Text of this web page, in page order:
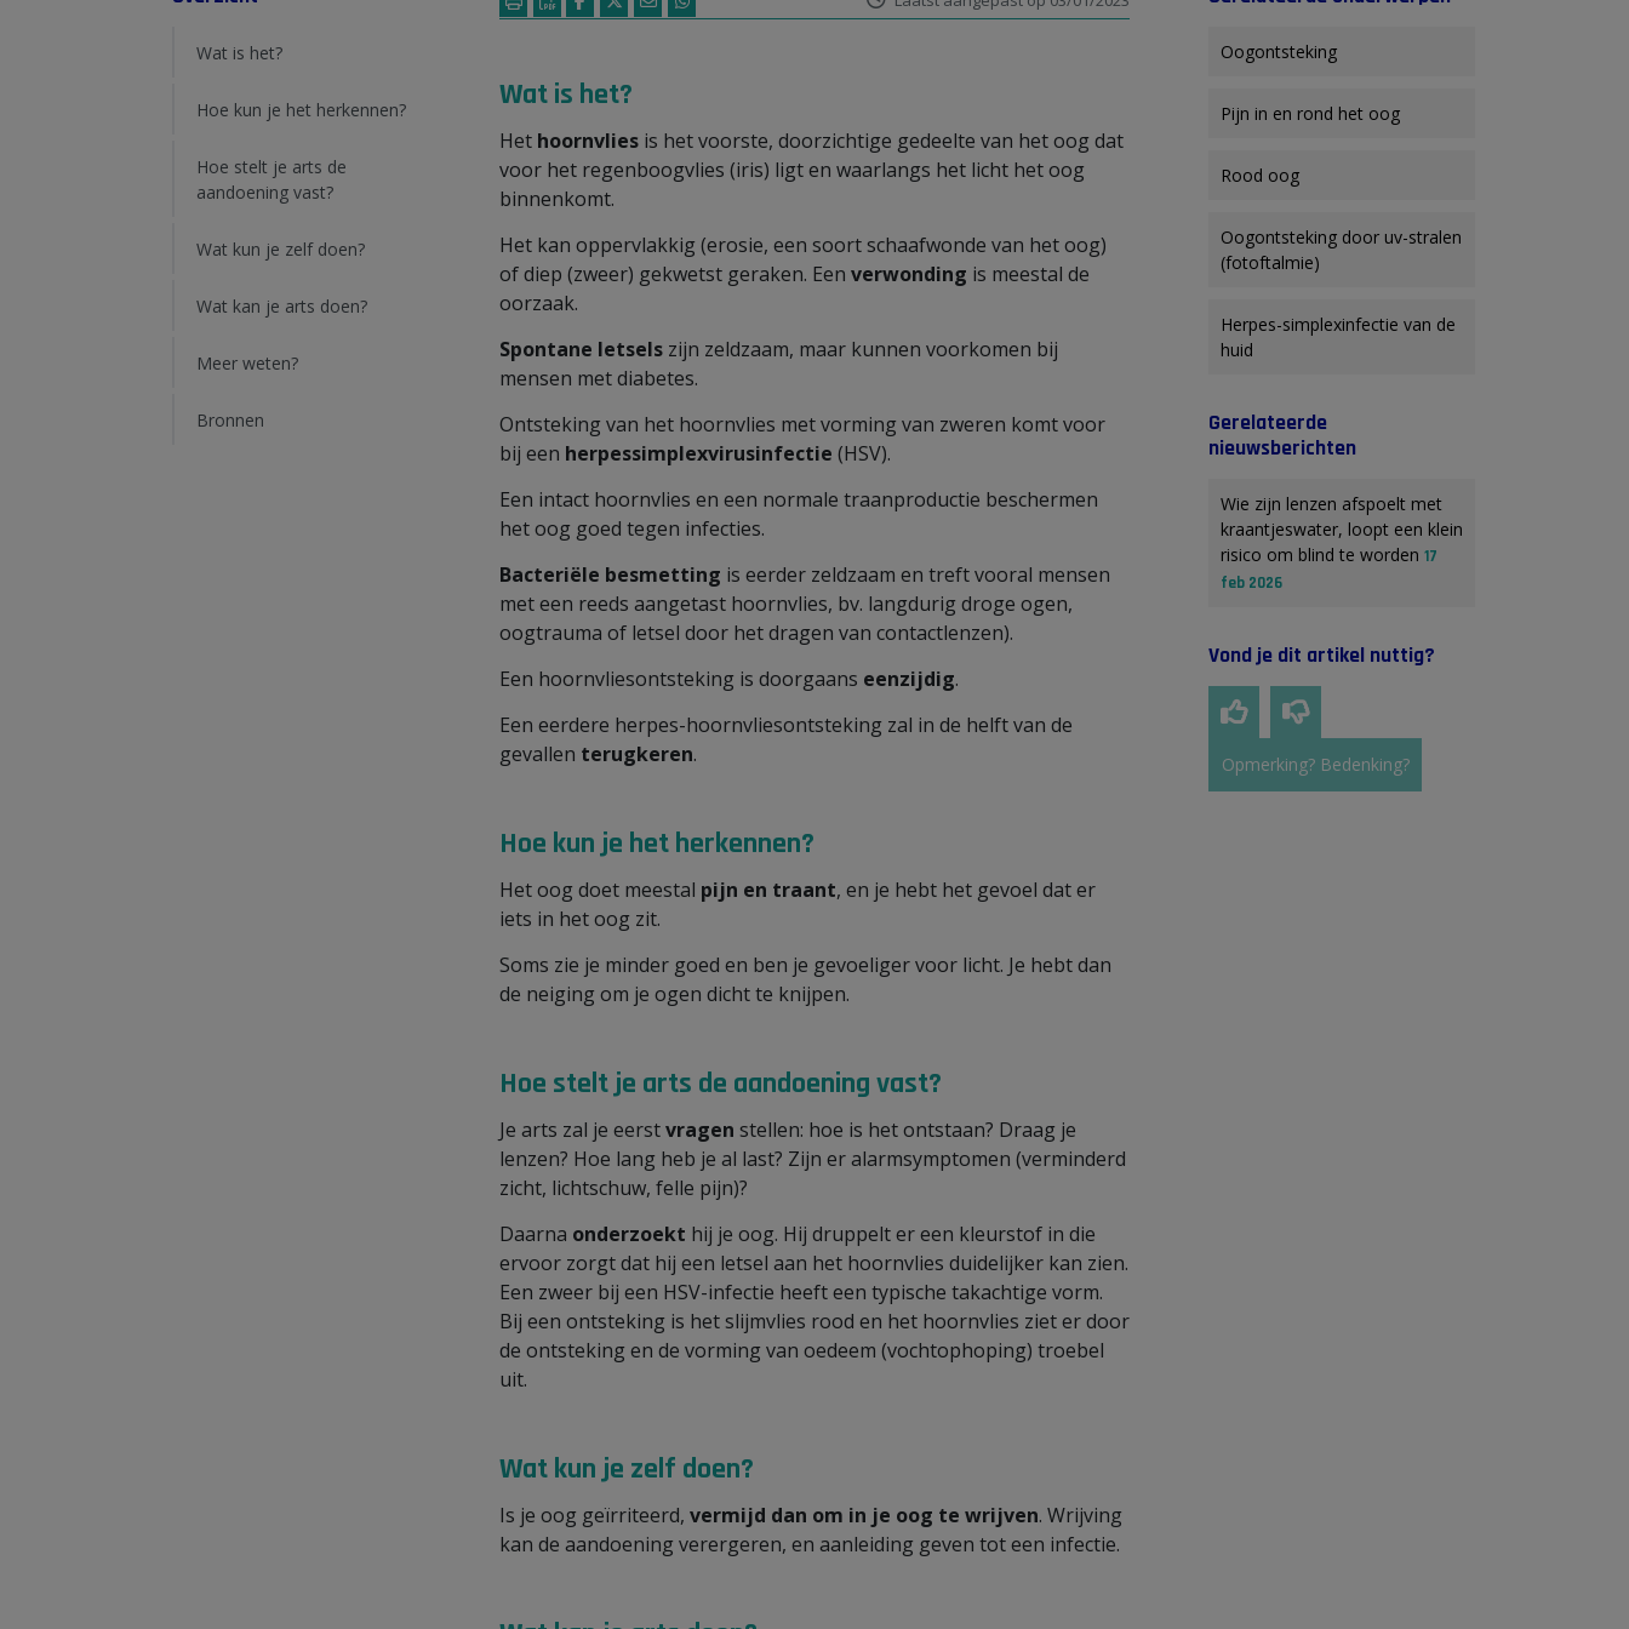
Wat is het?
Hoe kun je het herkennen?
Hoe stelt je arts de
aandoening vast?
Wat kun je zelf doen?
Wat kan je arts doen?
Meer weten?
Bronnen
Wat is het?
Het hoornvlies is het voorste, doorzichtige gedeelte van het oog dat
voor het regenboogvlies (iris) ligt en waarlangs het licht het oog
binnenkomt.
Het kan oppervlakkig (erosie, een soort schaafwonde van het oog)
of diep (zweer) gekwetst geraken. Een verwonding is meestal de
oorzaak.
Spontane letsels zijn zeldzaam, maar kunnen voorkomen bij
mensen met diabetes.
Ontsteking van het hoornvlies met vorming van zweren komt voor
bij een herpessimplexvirusinfectie (HSV).
Een intact hoornvlies en een normale traanproductie beschermen
het oog goed tegen infecties.
Bacteriële besmetting is eerder zeldzaam en treft vooral mensen
met een reeds aangetast hoornvlies, bv. langdurig droge ogen,
oogtrauma of letsel door het dragen van contactlenzen).
Een hoornvliesontsteking is doorgaans eenzijdig.
Een eerdere herpes-hoornvliesontsteking zal in de helft van de
gevallen terugkeren.
Hoe kun je het herkennen?
Het oog doet meestal pijn en traant, en je hebt het gevoel dat er
iets in het oog zit.
Soms zie je minder goed en ben je gevoeliger voor licht. Je hebt dan
de neiging om je ogen dicht te knijpen.
Hoe stelt je arts de aandoening vast?
Je arts zal je eerstvragen stellen: hoe is het ontstaan? Draag je
lenzen? Hoe lang heb je al last? Zijn er alarmsymptomen (verminderd
zicht, lichtschuw, felle pijn)?
Daarna onderzoekt hij je oog. Hij druppelt er een kleurstof in die
ervoor zorgt dat hij een letsel aan het hoornvlies duidelijker kan zien.
Een zweer bij een HSV-infectie heeft een typische takachtige vorm.
Bij een ontsteking is het slijmvlies rood en het hoornvlies ziet er door
de ontsteking en de vorming van oedeem (vochtophoping) troebel
uit.
Wat kun je zelf doen?
Is je oog geïrriteerd, vermijd dan om in je oog te wrijven. Wrijving
kan de aandoening verergeren, en aanleiding geven tot een infectie.
Oogontsteking
Pijn in en rond het oog
Rood oog
Oogontsteking door uv-stralen
(fotoftalmie)
Herpes-simplexinfectie van de
huid
Gerelateerde
nieuwsberichten
Wie zijn lenzen afspoelt met
kraantjeswater, loopt een klein
risico om blind te worden 17
feb 2026
Vond je dit artikel nuttig?
Opmerking? Bedenking?